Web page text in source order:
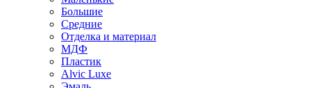
Большие
Средние
Отделка и материал
МДФ
Пластик
Alvic Luxe